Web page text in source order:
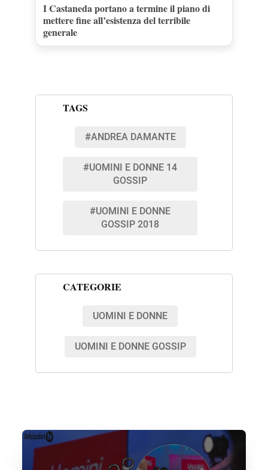
I Castaneda portano a termine il piano di
mettere fine all’esistenza del terribile
generale
TAGS
#ANDREA DAMANTE
#UOMINI E DONNE 14
GOSSIP
#UOMINI E DONNE
GOSSIP 2018
CATEGORIE
UOMINI E DONNE
UOMINI E DONNE GOSSIP